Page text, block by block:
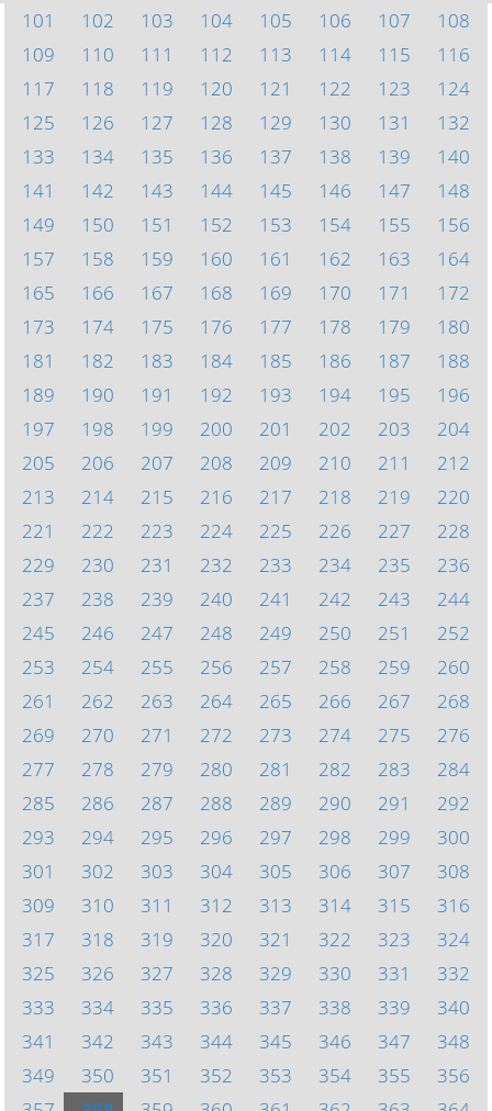
101
102 103 104 105 106 107
108
109
110 111 112 113 114 115
116
117
118 119 120 121 122 123
124
125
126 127 128 129 130 131
132
133
134 135 136 137 138 139
140
141
142 143 144 145 146 147
148
149
150 151 152 153 154 155
156
157
158 159 160 161 162 163
164
165
166 167 168 169 170 171
172
173
174 175 176 177 178 179
180
181
182 183 184 185 186 187
188
189
190 191 192 193 194 195
196
197
198 199 200 201 202 203
204
205
206 207 208 209 210 211
212
213
214 215 216 217 218 219
220
221
222 223 224 225 226 227
228
229
230 231 232 233 234 235
236
237
238 239 240 241 242 243
244
245
246 247 248 249 250 251
252
253
254 255 256 257 258 259
260
261
262 263 264 265 266 267
268
269
270 271 272 273 274 275
276
277
278 279 280 281 282 283
284
285
286 287 288 289 290 291
292
293
294 295 296 297 298 299
300
301
302 303 304 305 306 307
308
309
310 311 312 313 314 315
316
317
318 319 320 321 322 323
324
325
326 327 328 329 330 331
332
333
334 335 336 337 338 339
340
341
342 343 344 345 346 347
348
349
350 351 352 353 354 355
356